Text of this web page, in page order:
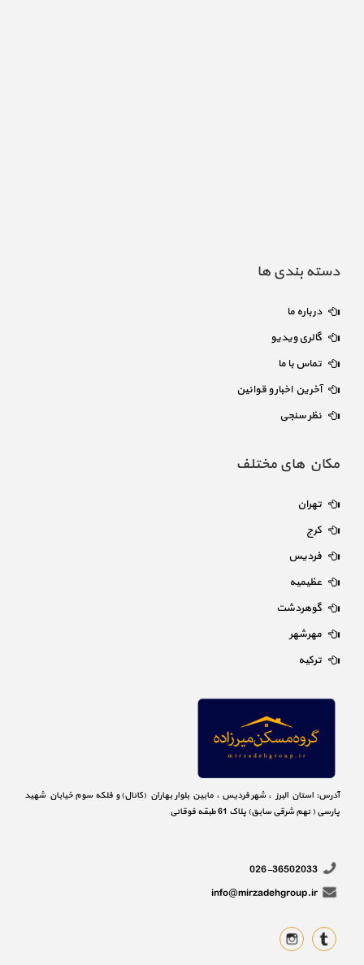
دسته بندی ها
درباره ما
گالری ویدیو
تماس با ما
آخرین اخبار و قوانین
نظر سنجی
مکان های مختلف
تهران
کرج
فردیس
عظیمیه
گوهردشت
مهرشهر
ترکیه
آدرس: استان البرز ، شهر فردیس ، مابین بلوار بهاران (کانال) و فلکه سوم خیابان شهید
پارسی ( نهم شرقی سابق) پلاک 61 طبقه فوقانی
026-36502033
info@mirzadehgroup.ir